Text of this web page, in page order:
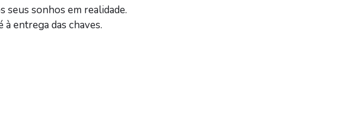
seus sonhos em realidade.
entrega das chaves.